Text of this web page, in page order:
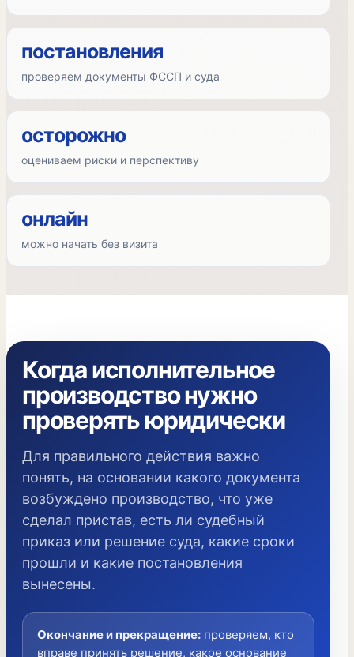
постановления
проверяем документы ФССП и суда
осторожно
оцениваем риски и перспективу
онлайн
можно начать без визита
Когда исполнительное
производство нужно
проверять юридически
Для правильного действия важно
понять, на основании какого документа
возбуждено производство, что уже
сделал пристав, есть ли судебный
приказ или решение суда, какие сроки
прошли и какие постановления
вынесены.
Окончание и прекращение: проверяем, кто
вправе принять решение, какое основание